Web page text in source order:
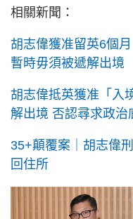
相關新聞：
胡志偉獲准留英6個
暫時毋須被遞解出境
胡志偉抵英獲准「入
解出境 否認尋求政治
35+顛覆案｜胡志偉
回住所